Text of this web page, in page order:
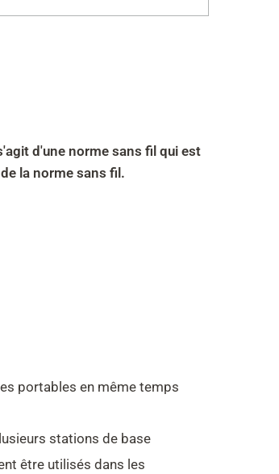
d'une norme sans fil qui est
la norme sans fil.
portables en même temps
stations de base
être utilisés dans les